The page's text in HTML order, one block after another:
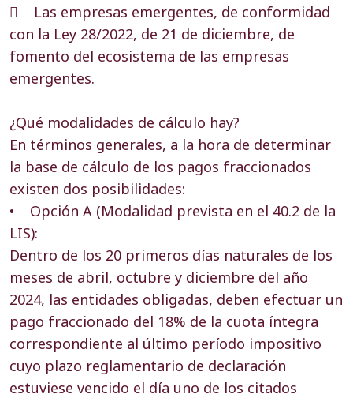
 Las empresas emergentes, de conformidad
con la Ley 28/2022, de 21 de diciembre, de
fomento del ecosistema de las empresas
emergentes.
¿Qué modalidades de cálculo hay?
En términos generales, a la hora de determinar
la base de cálculo de los pagos fraccionados
existen dos posibilidades:
• Opción A (Modalidad prevista en el 40.2 de la
LIS):
Dentro de los 20 primeros días naturales de los
meses de abril, octubre y diciembre del año
2024, las entidades obligadas, deben efectuar un
pago fraccionado del 18% de la cuota íntegra
correspondiente al último período impositivo
cuyo plazo reglamentario de declaración
estuviese vencido el día uno de los citados